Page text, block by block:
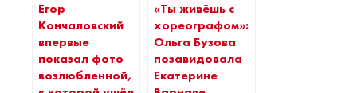
Егор
Кончаловский
впервые
показал фото
возлюбленной,
«Ты живёшь с
хореографом»:
Ольга Бузова
позавидовала
Екатерине